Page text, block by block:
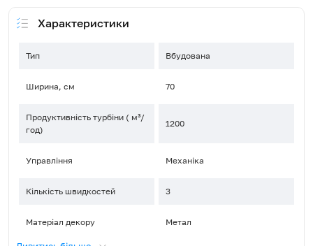
Характеристики
Тип Вбудована
Ширина, см 70
Продуктивність турбіни ( м³/
год)
1200
Управління Механіка
Кількість швидкостей 3
Матеріал декору Метал